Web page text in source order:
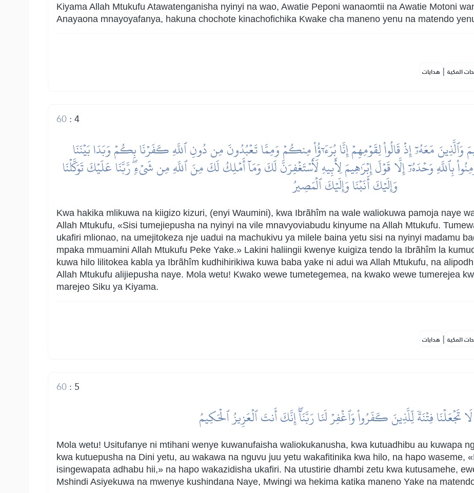
Kiyama Allah Mtukufu Atawatenganisha nyinyi na wao, Awatie Peponi wanaomtii na Awatie Motoni
Anayaona mnayoyafanya, hakuna chochote kinachofichika Kwake cha maneno yenu na matendo
المكية | هدايات
4
:
60
مَعَهُۥٓ إِذۡ قَالُواْ لِقَوۡمِهِمۡ إِنَّا بُرَءَٰٓؤُاْ مِنكُمۡ وَمِمَّا تَعۡبُدُونَ مِن دُونِ ٱللَّهِ كَفَرۡنَا بِكُمۡ وَبَدَا بَيۡنَنَا
بِٱللَّهِ وَحۡدَهُۥٓ إِلَّا قَوۡلَ إِبۡرَٰهِيمَ لِأَبِيهِ لَأَسۡتَغۡفِرَنَّ لَكَ وَمَآ أَمۡلِكُ لَكَ مِنَ ٱللَّهِ مِن شَيۡءٖۖ رَّبَّنَا عَلَيۡكَ تَوَكَّلۡنَا
وَإِلَيۡكَ أَنَبۡنَا وَإِلَيۡكَ ٱلۡمَصِيرُ
Kwa hakika mlikuwa na kiigizo kizuri, (enyi Waumini), kwa Ibrãhîm na wale waliokuwa pamoja naye
Allah Mtukufu, «Sisi tumejiepusha na nyinyi na vile mnavyoviabudu kinyume na Allah Mtukufu.
ukafiri mlionao, na umejitokeza nje uadui na machukivu ya milele baina yetu sisi na nyinyi madamu
mpaka mmuamini Allah Mtukufu Peke Yake.» Lakini haliingii kwenye kuigiza tendo la Ibrãhîm la
kuwa hilo lilitokea kabla ya Ibrãhîm kudhihirikiwa kuwa baba yake ni adui wa Allah Mtukufu, na
Allah Mtukufu alijiepusha naye. Mola wetu! Kwako wewe tumetegemea, na kwako wewe tumerejea
marejeo Siku ya Kiyama.
المكية | هدايات
5
:
60
تَجۡعَلۡنَا فِتۡنَةٗ لِّلَّذِينَ كَفَرُواْ وَٱغۡفِرۡ لَنَا رَبَّنَآۖ إِنَّكَ أَنتَ ٱلۡعَزِيزُ ٱلۡحَكِيمُ
Mola wetu! Usitufanye ni mtihani wenye kuwanufaisha waliokukanusha, kwa kutuadhibu au kuwapa
kwa kutuepusha na Dini yetu, au wakawa na nguvu juu yetu wakafitinika kwa hilo, na hapo waseme,
isingewapata adhabu hii,» na hapo wakazidisha ukafiri. Na utustirie dhambi zetu kwa kutusamehe,
Mshindi Asiyekuwa na mwenye kushindana Naye, Mwingi wa hekima katika maneno Yake na